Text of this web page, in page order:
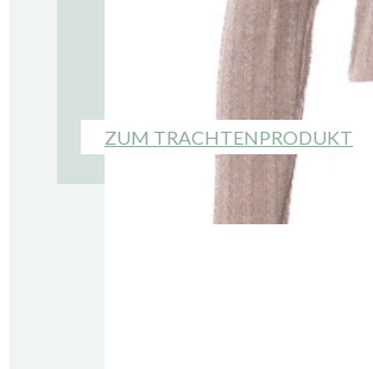
ZUM TRACHTENPRODUKT